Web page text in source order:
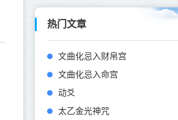
热门文章
文曲化忌入财帛宫
文曲化忌入命宫
动爻
太乙金光神咒